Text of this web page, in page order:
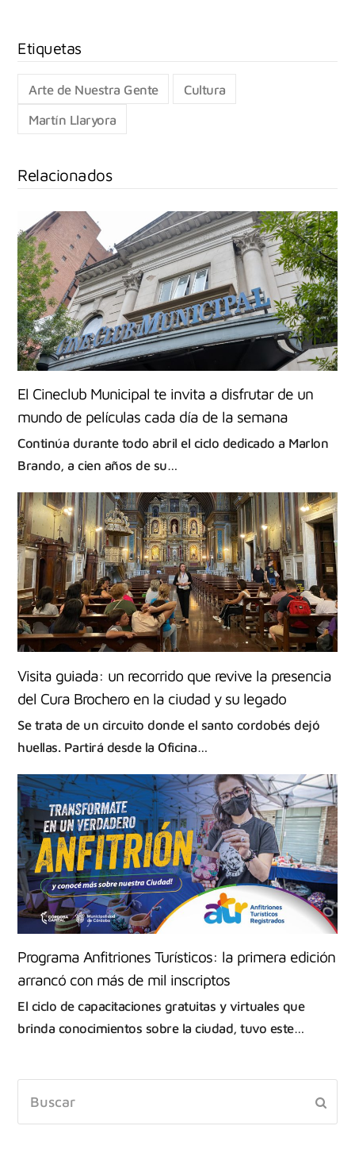
Arte de Nuestra Gente
Cultura
Martín Llaryora
Relacionados
El Cineclub Municipal te invita a disfrutar de un
mundo de películas cada día de la semana
Continúa durante todo abril el ciclo dedicado a Marlon
Brando, a cien años de su…
Visita guiada: un recorrido que revive la presencia
del Cura Brochero en la ciudad y su legado
Se trata de un circuito donde el santo cordobés dejó
huellas. Partirá desde la Oficina…
Programa Anfitriones Turísticos: la primera edición
arrancó con más de mil inscriptos
El ciclo de capacitaciones gratuitas y virtuales que
brinda conocimientos sobre la ciudad, tuvo este…